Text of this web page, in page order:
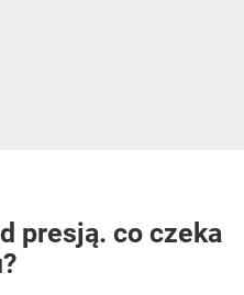
presją. co czeka